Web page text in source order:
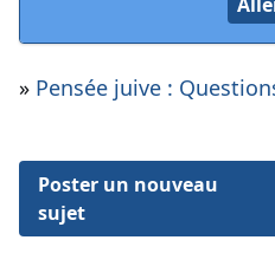
» Pensée juive :
Poster un nouveau
sujet